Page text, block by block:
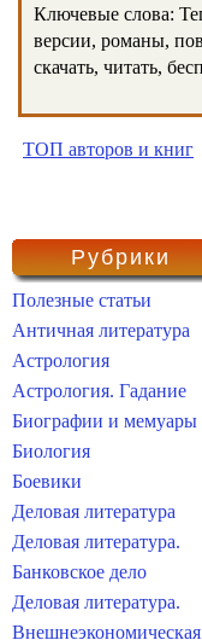
Ключевые слова:
версии, романы,
скачать, читать,
ТОП авторов и книг
Рубрики
Полезные статьи
Античная литература
Астрология
Астрология. Гадание
Биографии и мемуары
Биология
Боевики
Деловая литература
Деловая литература.
Банковское дело
Деловая литература.
Внешнеэкономическая